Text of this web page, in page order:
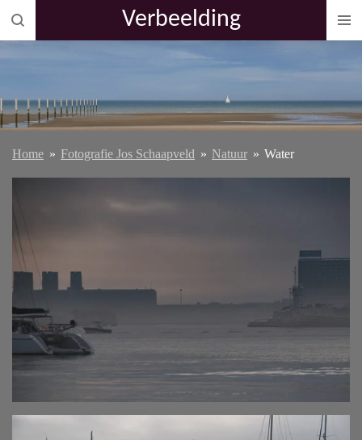
Ga
direct
naar
hoofdinhoud
Verbeelding
Home » Fotografie Jos Schaapveld » Natuur » Water